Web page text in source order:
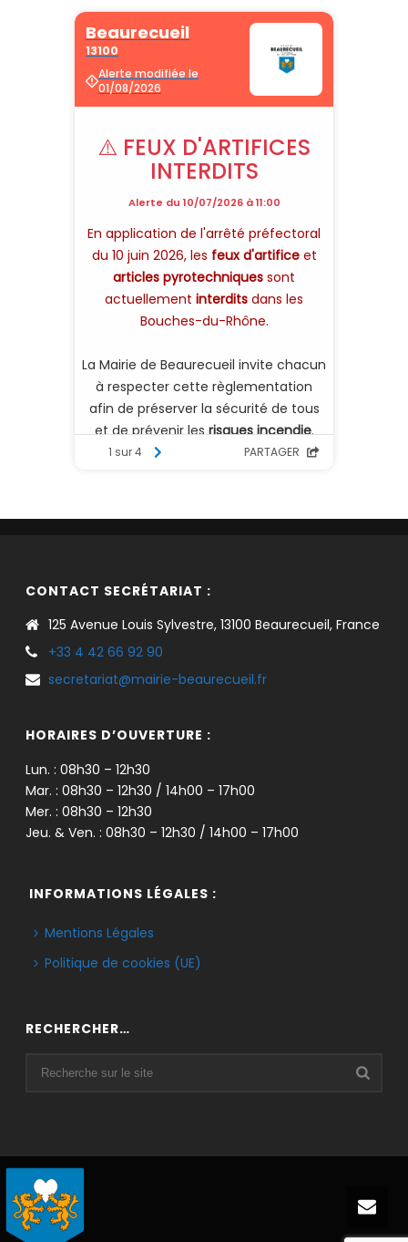
CONTACT SECRÉTARIAT :
125 Avenue Louis Sylvestre, 13100 Beaurecueil, France
+33 4 42 66 92 90
secretariat@mairie-beaurecueil.fr
HORAIRES D’OUVERTURE :
Lun. : 08h30 – 12h30
Mar. : 08h30 – 12h30 / 14h00 – 17h00
Mer. : 08h30 – 12h30
Jeu. & Ven. : 08h30 – 12h30 / 14h00 – 17h00
INFORMATIONS LÉGALES :
Mentions Légales
Politique de cookies (UE)
RECHERCHER…